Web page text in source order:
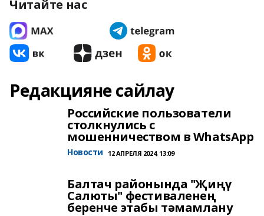
Читайте нас
Редакцияне сайлау
Российские пользователи
столкнулись с
мошенничеством в WhatsApp
Новости 12 АПРЕЛЯ 2024, 13:09
Балтач районында "Җиңү
Салюты" фестиваленең
беренче этабы тәмамлану